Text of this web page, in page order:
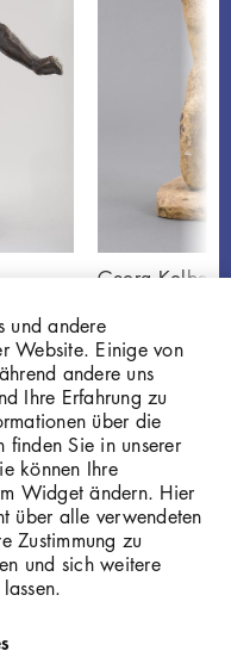
Georg Kolbe
Gi421
und andere
Website. Einige von
andere uns
Ihre Erfahrung zu
über die
finden Sie in unserer
können Ihre
Widget ändern. Hier
über alle verwendeten
Zustimmung zu
und sich weitere